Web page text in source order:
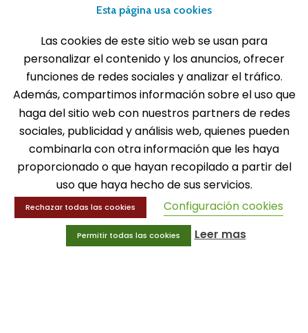
SOLICITA INFORMACIÓN
MENÚ
Balones
Deportes
Educación física
Entrenamiento y educación física
MENÚ
Equipamiento deportivo
Esta página usa cookies
Las cookies de este sitio web se usan para
personalizar el contenido y los anuncios, ofrecer
funciones de redes sociales y analizar el tráfico.
Además, compartimos información sobre el uso que
haga del sitio web con nuestros partners de redes
sociales, publicidad y análisis web, quienes pueden
combinarla con otra información que les haya
proporcionado o que hayan recopilado a partir del
uso que haya hecho de sus servicios.
Rechazar todas las cookies Configuración cookies
Permitir todas las cookies Leer mas